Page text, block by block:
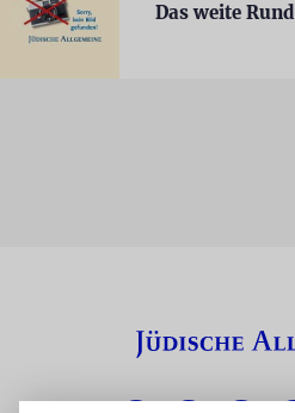
Das weite Rund